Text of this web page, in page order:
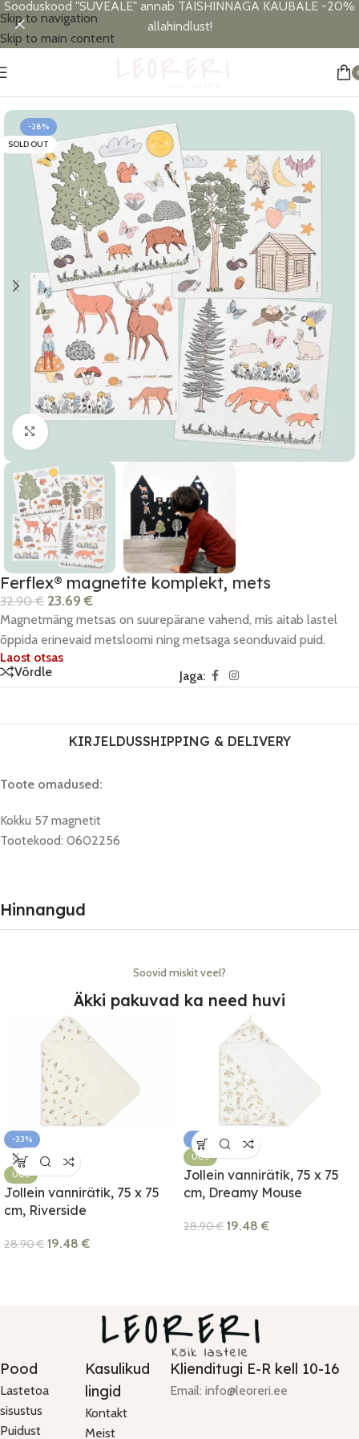
Skip to navigation
Skip to main content
Sooduskood "SUVEALE" annab TÄISHINNAGA KAUBALE -20%
allahindlust!
Esileht
-28%
SOLD OUT
Click to enlarge
Ferflex® magnetite komplekt, mets
32.90€ 23.69€
Magnetmäng metsas on suurepärane vahend, mis aitab lastel
õppida erinevaid metsloomi ning metsaga seonduvaid puid.
Laost otsas
Võrdle
Jaga:
KIRJELDUSSHIPPING & DELIVERY
Toote omadused:
Kokku 57 magnetit
Tootekood: 0602256
Hinnangud
Soovid miskit veel?
Äkki pakuvad ka need huvi
-33%
SOLD OUT
UUS
Jollein vannirätik, 75 x 75
cm, Riverside
28.90€ 19.48€
-33%
UUS
Jollein vannirätik, 75 x 75
cm, Dreamy Mouse
28.90€ 19.48€
Pood
Lastetoa
sisustus
Puidust
Kasulikud
lingid
Kontakt
Meist
Klienditugi E-R kell 10-16
Email: info@leoreri.ee